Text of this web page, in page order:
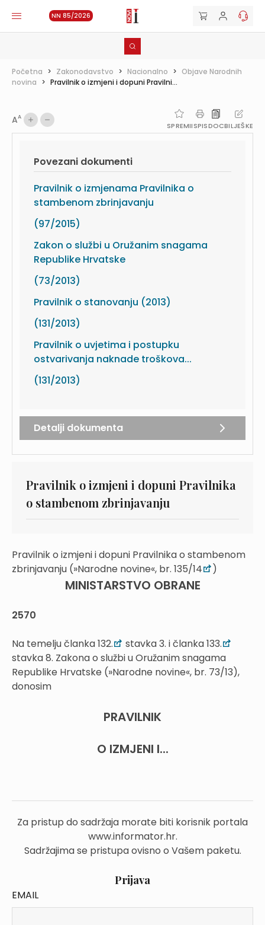
NN 85/2026
Početna > Zakonodavstvo > Nacionalno > Objave Narodnih
novina > Pravilnik o izmjeni i dopuni Pravilni...
AA
SPREMIISPISDOCBILJEŠKE
Povezani dokumenti
Pravilnik o izmjenama Pravilnika o
stambenom zbrinjavanju
(97/2015)
Zakon o službi u Oružanim snagama
Republike Hrvatske
(73/2013)
Pravilnik o stanovanju (2013)
(131/2013)
Pravilnik o uvjetima i postupku
ostvarivanja naknade troškova...
(131/2013)
Detalji dokumenta
Pravilnik o izmjeni i dopuni Pravilnika
o stambenom zbrinjavanju
Pravilnik o izmjeni i dopuni Pravilnika o stambenom
zbrinjavanju (»Narodne novine«, br. 135/14
)
MINISTARSTVO OBRANE
2570
Na temelju članka 132.
stavka 3. i članka 133.
stavka 8. Zakona o službi u Oružanim snagama
Republike Hrvatske (»Narodne novine«, br. 73/13),
donosim
PRAVILNIK
O IZMJENI I...
Za pristup do sadržaja morate biti korisnik portala
www.informator.hr.
Sadržajima se pristupa ovisno o Vašem paketu.
Prijava
EMAIL